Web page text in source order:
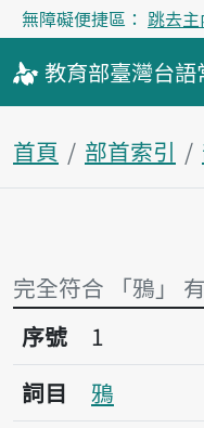
無障礙便捷區： 跳去主
教育部臺灣台語
首頁 部首索引
完全符合 「鴉」
序號1鴉
序號
1
詞目
鴉